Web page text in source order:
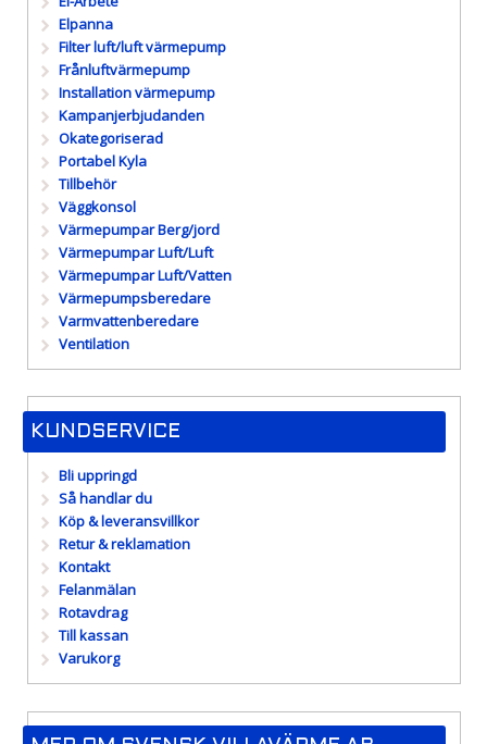
Elpanna
Filter luft/luft värmepump
Frånluftvärmepump
Installation värmepump
Kampanjerbjudanden
Okategoriserad
Portabel Kyla
Tillbehör
Väggkonsol
Värmepumpar Berg/jord
Värmepumpar Luft/Luft
Värmepumpar Luft/Vatten
Värmepumpsberedare
Varmvattenberedare
Ventilation
KUNDSERVICE
Bli uppringd
Så handlar du
Köp & leveransvillkor
Retur & reklamation
Kontakt
Felanmälan
Rotavdrag
Till kassan
Varukorg